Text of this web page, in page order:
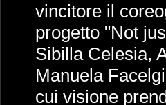
vincitore il
progetto "Not
Sibilla Celesia,
Manuela
cui visione